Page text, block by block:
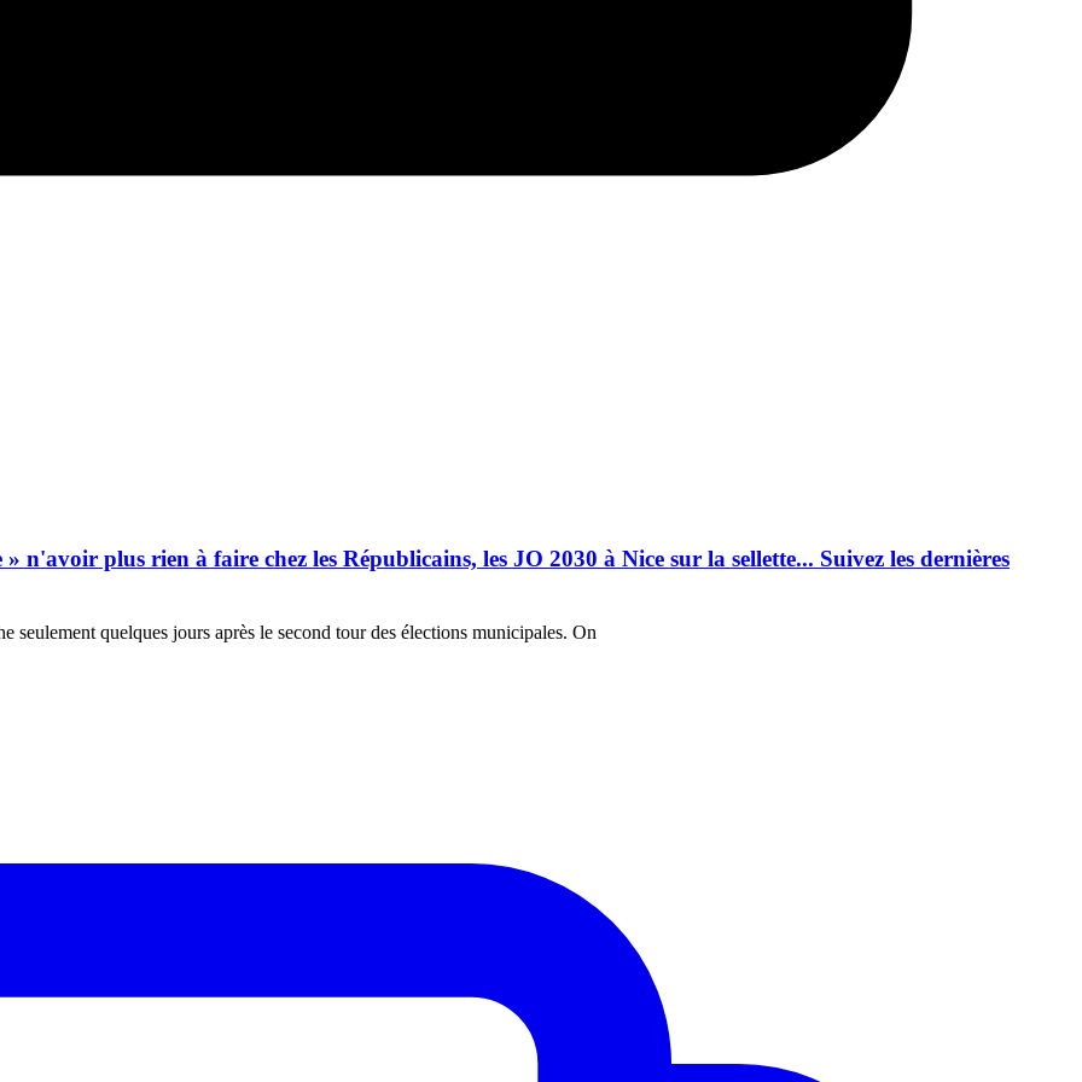
plus rien à faire chez les Républicains, les JO 2030 à Nice sur la sellette... Suivez les dernières
seulement quelques jours après le second tour des élections municipales. On